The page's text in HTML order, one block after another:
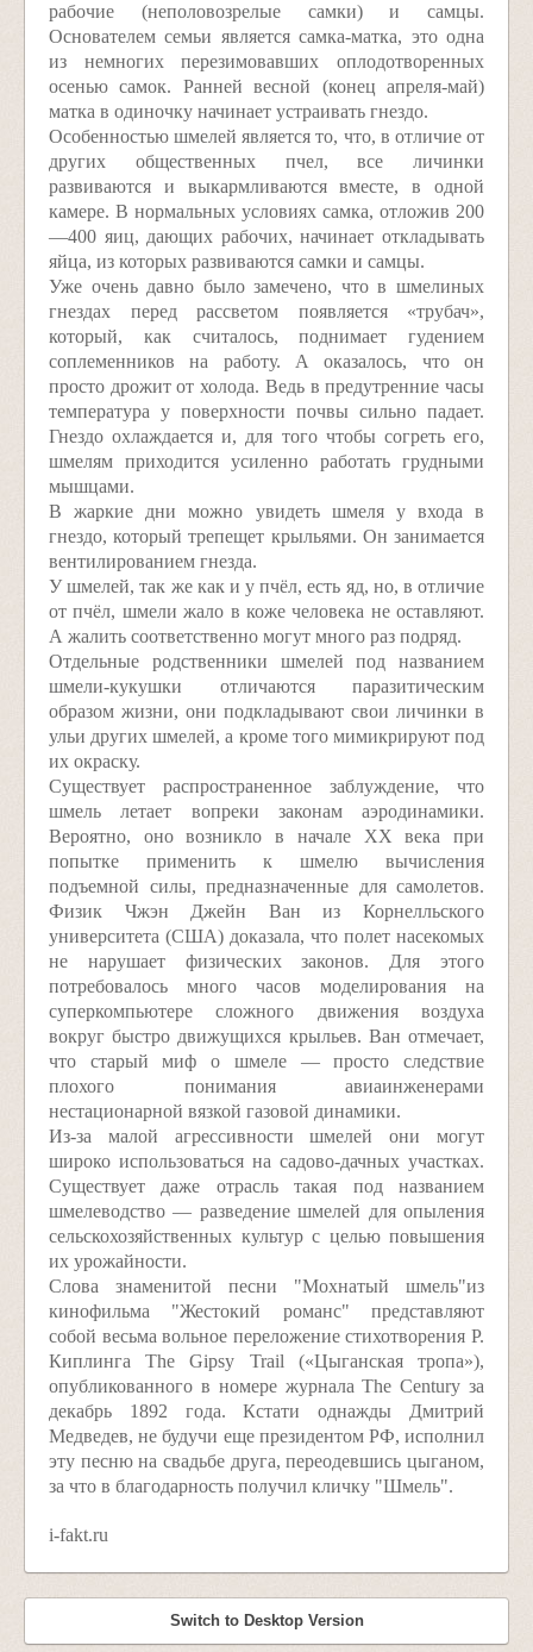
рабочие (неполовозрелые самки) и самцы.
Основателем семьи является самка-матка, это одна
из немногих перезимовавших оплодотворенных
осенью самок. Ранней весной (конец апреля-май)
матка в одиночку начинает устраивать гнездо.
Особенностью шмелей является то, что, в отличие от
других общественных пчел, все личинки
развиваются и выкармливаются вместе, в одной
камере. В нормальных условиях самка, отложив 200
—400 яиц, дающих рабочих, начинает откладывать
яйца, из которых развиваются самки и самцы.
Уже очень давно было замечено, что в шмелиных
гнездах перед рассветом появляется «трубач»,
который, как считалось, поднимает гудением
соплеменников на работу. А оказалось, что он
просто дрожит от холода. Ведь в предутренние часы
температура у поверхности почвы сильно падает.
Гнездо охлаждается и, для того чтобы согреть его,
шмелям приходится усиленно работать грудными
мышцами.
В жаркие дни можно увидеть шмеля у входа в
гнездо, который трепещет крыльями. Он занимается
вентилированием гнезда.
У шмелей, так же как и у пчёл, есть яд, но, в отличие
от пчёл, шмели жало в коже человека не оставляют.
А жалить соответственно могут много раз подряд.
Отдельные родственники шмелей под названием
шмели-кукушки отличаются паразитическим
образом жизни, они подкладывают свои личинки в
ульи других шмелей, а кроме того мимикрируют под
их окраску.
Существует распространенное заблуждение, что
шмель летает вопреки законам аэродинамики.
Вероятно, оно возникло в начале XX века при
попытке применить к шмелю вычисления
подъемной силы, предназначенные для самолетов.
Физик Чжэн Джейн Ван из Корнелльского
университета (США) доказала, что полет насекомых
не нарушает физических законов. Для этого
потребовалось много часов моделирования на
суперкомпьютере сложного движения воздуха
вокруг быстро движущихся крыльев. Ван отмечает,
что старый миф о шмеле — просто следствие
плохого понимания авиаинженерами
нестационарной вязкой газовой динамики.
Из-за малой агрессивности шмелей они могут
широко использоваться на садово-дачных участках.
Существует даже отрасль такая под названием
шмелеводство — разведение шмелей для опыления
сельскохозяйственных культур с целью повышения
их урожайности.
Слова знаменитой песни "Мохнатый шмель"из
кинофильма "Жестокий романс" представляют
собой весьма вольное переложение стихотворения Р.
Киплинга The Gipsy Trail («Цыганская тропа»),
опубликованного в номере журнала The Century за
декабрь 1892 года. Кстати однажды Дмитрий
Медведев, не будучи еще президентом РФ, исполнил
эту песню на свадьбе друга, переодевшись цыганом,
за что в благодарность получил кличку "Шмель".
i-fakt.ru
Switch to Desktop Version